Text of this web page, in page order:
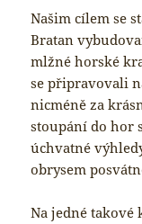
Našim cílem se
Bratan
mlžné horské
se připravovali
nicméně za
stoupání do hor
úchvatné
obrysem
Na jedné takové